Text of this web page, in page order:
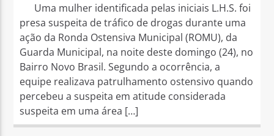
Uma mulher identificada pelas iniciais L.H.S. foi
presa suspeita de tráfico de drogas durante uma
ação da Ronda Ostensiva Municipal (ROMU), da
Guarda Municipal, na noite deste domingo (24), no
Bairro Novo Brasil. Segundo a ocorrência, a
equipe realizava patrulhamento ostensivo quando
percebeu a suspeita em atitude considerada
suspeita em uma área […]